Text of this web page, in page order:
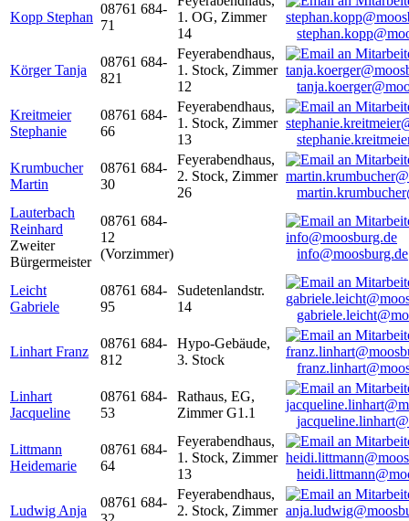
Kopp Stephan
08761 684-
71
1. OG, Zimmer
14
Körger Tanja
08761 684-
821
Feyerabendhaus,
1. Stock, Zimmer
12
Kreitmeier
Stephanie
08761 684-
66
Feyerabendhaus,
1. Stock, Zimmer
13
Krumbucher
Martin
08761 684-
30
Feyerabendhaus,
2. Stock, Zimmer
26
Lauterbach
Reinhard
Zweiter
Bürgermeister
08761 684-
12
(Vorzimmer)
info@moosburg.de
Leicht
Gabriele
08761 684-
95
Sudetenlandstr.
14
Linhart Franz
08761 684-
812
Hypo-Gebäude,
3. Stock
Linhart
Jacqueline
08761 684-
53
Rathaus, EG,
Zimmer G1.1
Littmann
Heidemarie
08761 684-
64
Feyerabendhaus,
1. Stock, Zimmer
13
Ludwig Anja
08761 684-
Feyerabendhaus,
2. Stock, Zimmer